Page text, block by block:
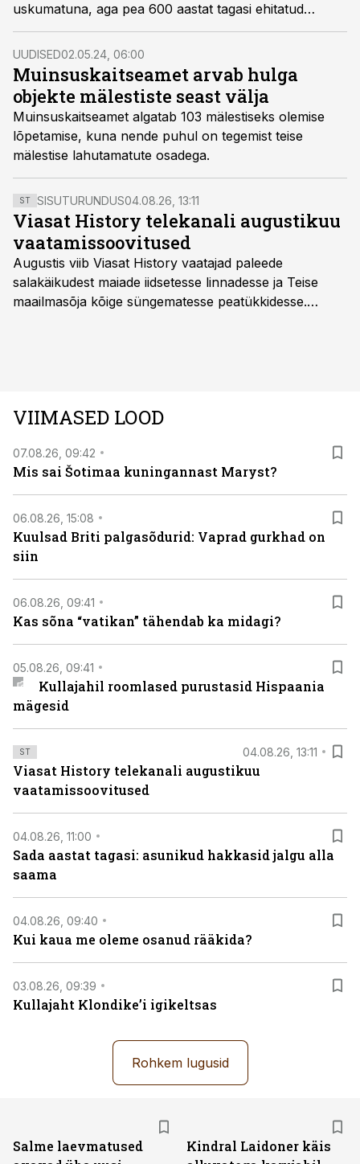
uskumatuna, aga pea 600 aastat tagasi ehitatud
kirikule hakati plekkkatust paigaldama alles 90 aastat
tagasi.
UUDISED02.05.24, 06:00
Muinsuskaitseamet arvab hulga
objekte mälestiste seast välja
Muinsuskaitseamet algatab 103 mälestiseks olemise
lõpetamise, kuna nende puhul on tegemist teise
mälestise lahutamatute osadega.
ST SISUTURUNDUS04.08.26, 13:11
Viasat History telekanali augustikuu
vaatamissoovitused
Augustis viib Viasat History vaatajad paleede
salakäikudest maiade iidsetesse linnadesse ja Teise
maailmasõja kõige süngematesse peatükkidesse.
viasathistory.eu/ee
VIIMASED LOOD
07.08.26, 09:42
Mis sai Šotimaa kuningannast Maryst?
06.08.26, 15:08
Kuulsad Briti palgasõdurid: Vaprad gurkhad on
siin
06.08.26, 09:41
Kas sõna “vatikan” tähendab ka midagi?
05.08.26, 09:41
Kullajahil roomlased purustasid Hispaania
mägesid
ST 04.08.26, 13:11
Viasat History telekanali augustikuu
vaatamissoovitused
04.08.26, 11:00
Sada aastat tagasi: asunikud hakkasid jalgu alla
saama
04.08.26, 09:40
Kui kaua me oleme osanud rääkida?
03.08.26, 09:39
Kullajaht Klondike’i igikeltsas
Rohkem lugusid
Salme laevmatused
Kindral Laidoner käis